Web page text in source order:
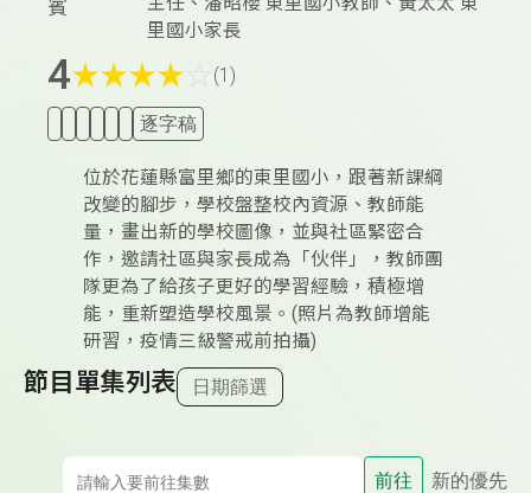
賓
里國小家長
4★★★★ (1)
逐字稿
位於花蓮縣富里鄉的東里國小，跟著新課綱
改變的腳步，學校盤整校內資源、教師能
量，畫出新的學校圖像，並與社區緊密合
作，邀請社區與家長成為「伙伴」，教師團
隊更為了給孩子更好的學習經驗，積極增
能，重新塑造學校風景。(照片為教師增能
研習，疫情三級警戒前拍攝)
節目單集列表 日期篩選
前往 新的優先